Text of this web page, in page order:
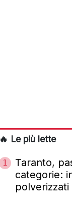
🔥 Le più lette
1
Taranto,
categorie: